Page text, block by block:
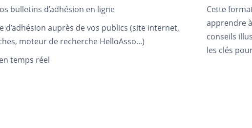
bulletins d’adhésion en ligne
auprès de vos publics (site internet,
moteur de recherche HelloAsso...)
temps réel
Cette
apprendre
conseils
les clés